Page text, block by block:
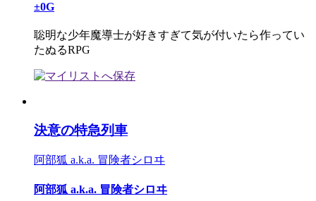
±0G
聡明な少年魔導士が好きすぎて気が付いたら作ってい
たぬるRPG
決意の特急列車
阿部狐 a.k.a. 冒険者シロヰ
阿部狐 a.k.a. 冒険者シロヰ